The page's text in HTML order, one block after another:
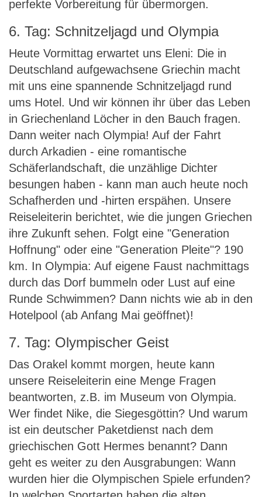
perfekte Vorbereitung für übermorgen.
6. Tag: Schnitzeljagd und Olympia
Heute Vormittag erwartet uns Eleni: Die in
Deutschland aufgewachsene Griechin macht
mit uns eine spannende Schnitzeljagd rund
ums Hotel. Und wir können ihr über das Leben
in Griechenland Löcher in den Bauch fragen.
Dann weiter nach Olympia! Auf der Fahrt
durch Arkadien - eine romantische
Schäferlandschaft, die unzählige Dichter
besungen haben - kann man auch heute noch
Schafherden und -hirten erspähen. Unsere
Reiseleiterin berichtet, wie die jungen Griechen
ihre Zukunft sehen. Folgt eine "Generation
Hoffnung" oder eine "Generation Pleite"? 190
km. In Olympia: Auf eigene Faust nachmittags
durch das Dorf bummeln oder Lust auf eine
Runde Schwimmen? Dann nichts wie ab in den
Hotelpool (ab Anfang Mai geöffnet)!
7. Tag: Olympischer Geist
Das Orakel kommt morgen, heute kann
unsere Reiseleiterin eine Menge Fragen
beantworten, z.B. im Museum von Olympia.
Wer findet Nike, die Siegesgöttin? Und warum
ist ein deutscher Paketdienst nach dem
griechischen Gott Hermes benannt? Dann
geht es weiter zu den Ausgrabungen: Wann
wurden hier die Olympischen Spiele erfunden?